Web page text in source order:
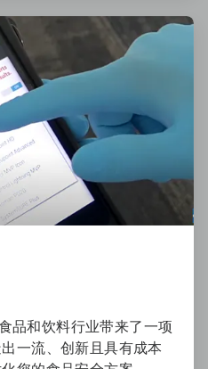
品和饮料行业带来了一项
一流、创新且具有成本